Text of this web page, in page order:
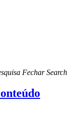
Fechar Search